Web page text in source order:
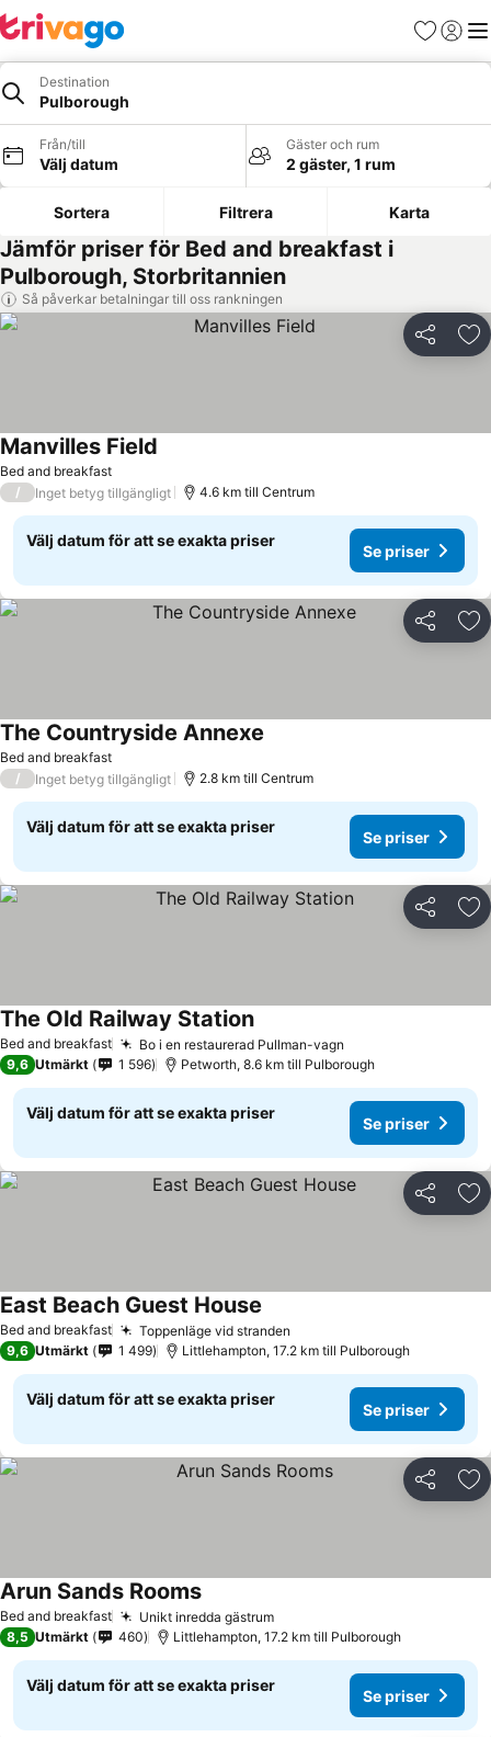
Favoriter
Logga
Destination
Pulborough
Från/till
Välj datum
Gäster och rum
2 gäster, 1 rum
Sortera Filtrera Karta
Jämför priser för Bed and breakfast i
Pulborough, Storbritannien
Så påverkar betalningar till oss rankningen
Dela
Bed and breakfast
Manvilles Field
/ Inget betyg tillgängligt 4.6 km till Centrum
Välj datum för att se exakta priser
Se priser
Dela
Bed and breakfast
The Countryside Annexe
/ Inget betyg tillgängligt 2.8 km till Centrum
Välj datum för att se exakta priser
Se priser
Dela
Bed and breakfast Bo i en restaurerad Pullman-vagn
The Old Railway StationSe priser
9,6 Utmärkt 1 596 Petworth, 8.6 km till Pulborough
Välj datum för att se exakta priser
Se priser
Dela
Bed and breakfast Toppenläge vid stranden
East Beach Guest House
9,6 Utmärkt 1 499 Littlehampton, 17.2 km till Pulborough
Välj datum för att se exakta priser
Se priser
Dela
Bed and breakfast Unikt inredda gästrumSe priser
Arun Sands RoomsSe priser
8,5 Utmärkt 460 Littlehampton, 17.2 km till Pulborough
Välj datum för att se exakta priser
Se priser